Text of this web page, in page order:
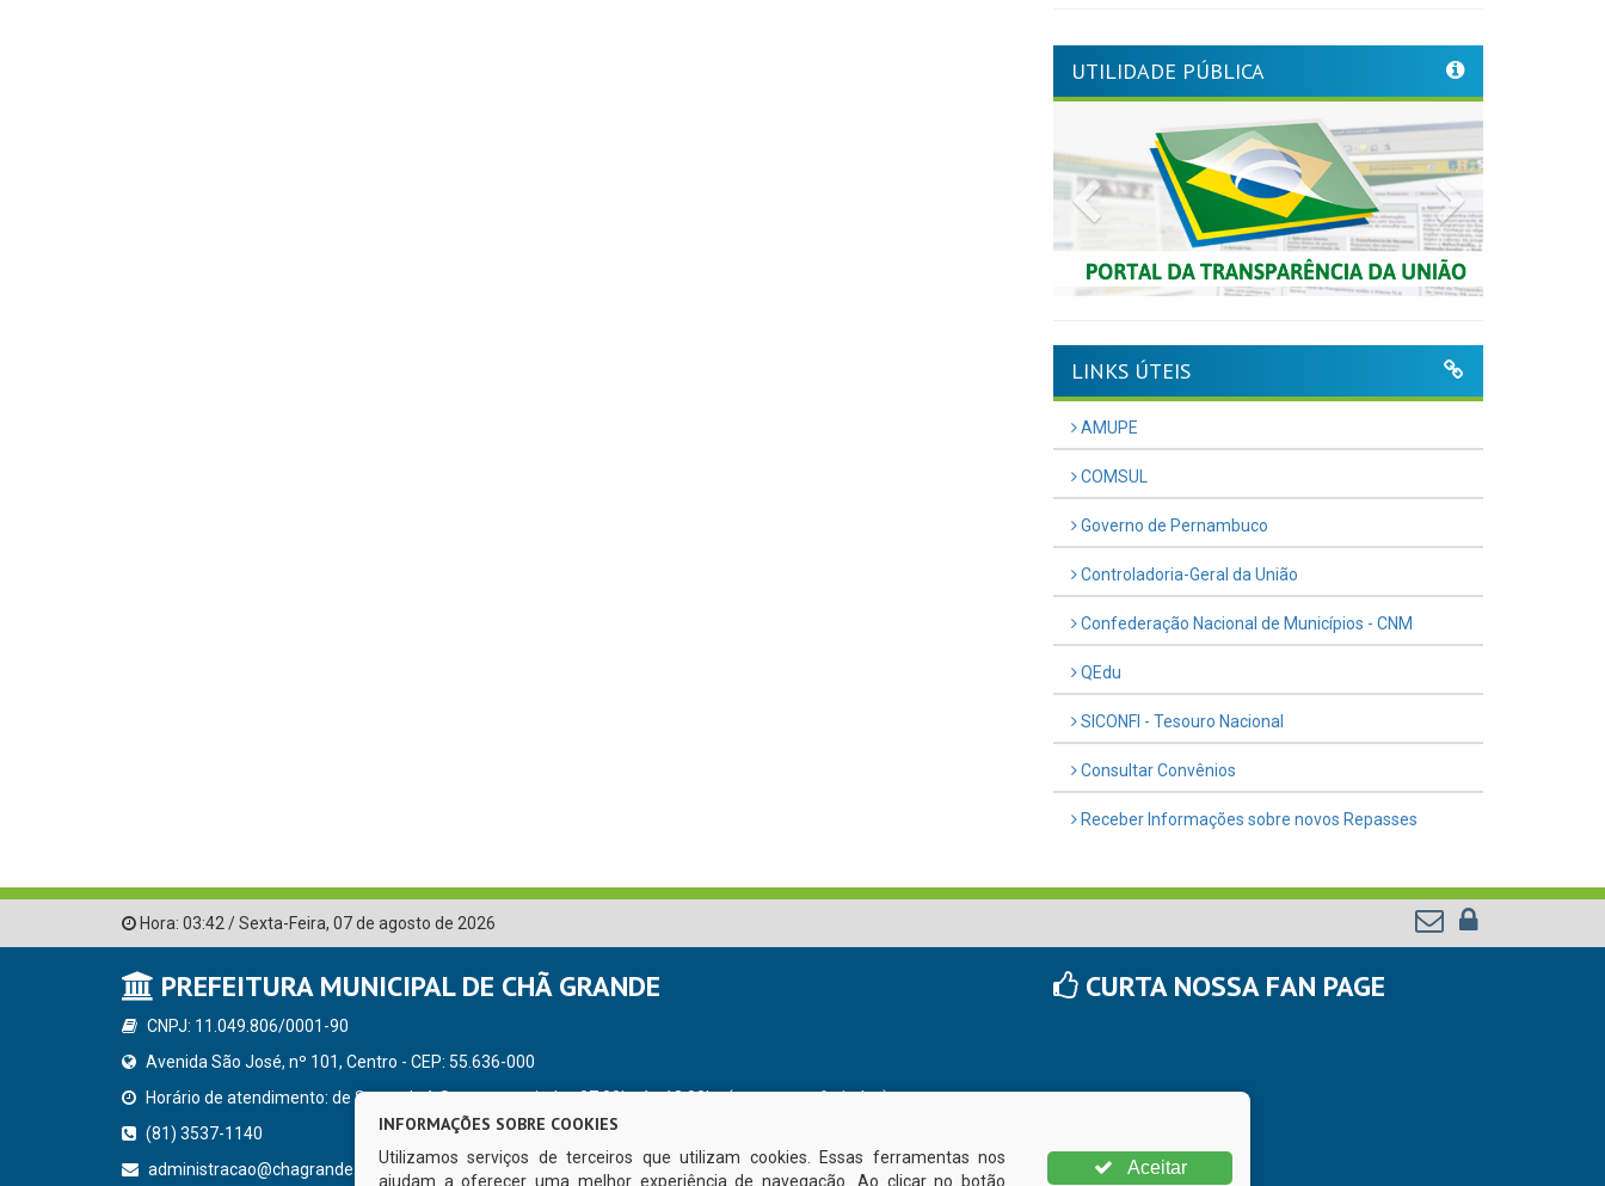
UTILIDADE PÚBLICA
Previous
LINKS ÚTEIS
AMUPE
COMSUL
Governo de Pernambuco
Controladoria-Geral da União
Confederação Nacional de Municípios - CNM
QEdu
SICONFI - Tesouro Nacional
Consultar Convênios
Receber Informações sobre novos Repasses
Hora: 03:42/Sexta-Feira, 07 de agosto de 2026
PREFEITURA MUNICIPAL DE CHÃ GRANDE
CNPJ: 11.049.806/0001-90
Avenida São José, nº 101, Centro - CEP: 55.636-000
Horário de atendimento: de Segunda à Sexta, a partir das 07:00hs às 13:00hs (exceto nos feriados)
(81) 3537-1140
administracao@chagrande.pe.gov.br
CURTA NOSSA FAN PAGE
INFORMAÇÕES SOBRE COOKIES
Utilizamos serviços de terceiros que utilizam cookies. Essas ferramentas nos
ajudam a oferecer uma melhor experiência de navegação. Ao clicar no botão
Aceitar